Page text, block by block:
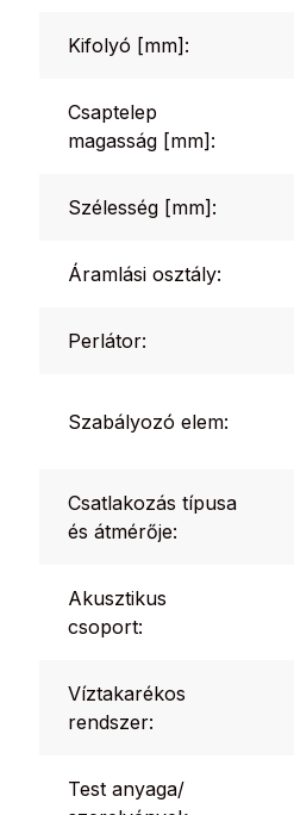
Kifolyó [mm]:
Csaptelep
magasság [mm]:
Szélesség [mm]:
Áramlási osztály:
Perlátor:
Szabályozó elem:
Csatlakozás típusa
és átmérője:
Akusztikus
csoport:
Víztakarékos
rendszer:
Test anyaga/